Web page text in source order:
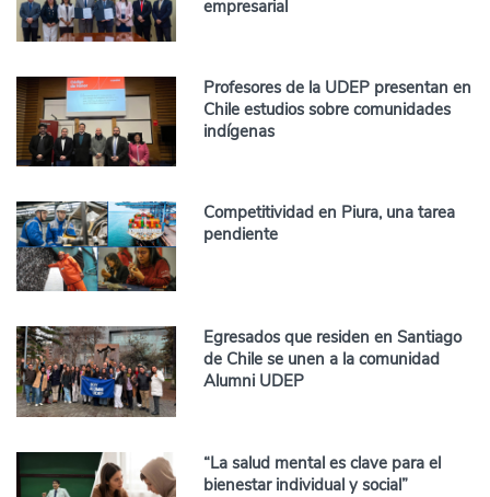
empresarial
Profesores de la UDEP presentan en
Chile estudios sobre comunidades
indígenas
Competitividad en Piura, una tarea
pendiente
Egresados que residen en Santiago
de Chile se unen a la comunidad
Alumni UDEP
“La salud mental es clave para el
bienestar individual y social”